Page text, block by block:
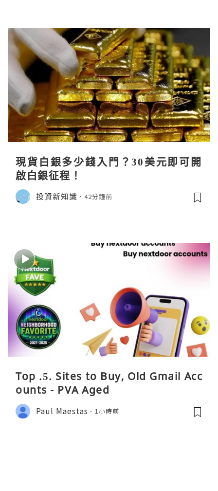
現貨白銀多少錢入門？30美元即可開
啟白銀征程！
投資新知識 42分鐘前
Top .5. Sites to Buy, Old Gmail Acc
ounts - PVA Aged
Paul Maestas 1小時前